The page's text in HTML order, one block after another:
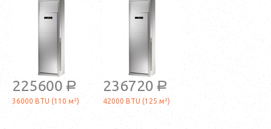
225600 a
36000 BTU (110 м²)
236720 a
42000 BTU (125 м²)